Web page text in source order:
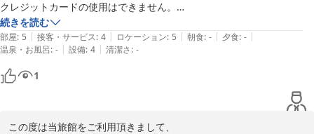
クレジットカードの使用はできません。
部屋の鍵は外出時、持ち歩いても良く、気兼ねなく外出できました。
価格に割に新しく綺麗すぎるお部屋で広く使えました。
続きを読む
部屋: 5 | 接客・サービス: 4 | ロケーション: 5 | 朝食: - | 夕食: - |
温泉・お風呂: - | 設備: 4 | 清潔さ: -
1
この度は当旅館をご利用頂きまして、